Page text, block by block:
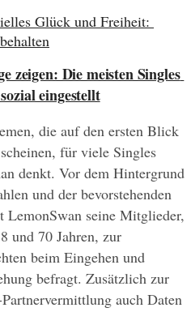
Glück und Freiheit:
zeigen: Die meisten Singles
eingestellt
die auf den ersten Blick
für viele Singles
denkt. Vor dem Hintergrund
und der bevorstehenden
LemonSwan seine Mitglieder,
und 70 Jahren, zur
beim Eingehen und
befragt. Zusätzlich zur
auch Daten